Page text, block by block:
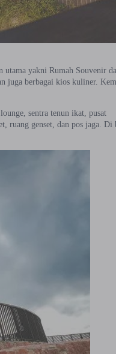
utama yakni Rumah Souvenir
juga berbagai kios kuliner.
sentra tenun ikat, pusat
ruang genset, dan pos jaga. Di